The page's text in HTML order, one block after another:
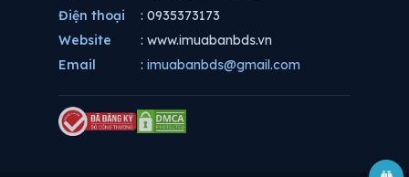
Điện thoại
: 0935373173
Website
: www.imuabanbds.vn
Email
: imuabanbds@gmail.com